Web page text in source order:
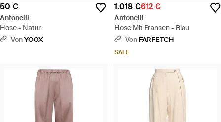
50 €
Antonelli
Hose - Natur
VonYOOX
1.018 €612 €
Antonelli
Hose Mit Fransen - Blau
Von FARFETCH
SALE